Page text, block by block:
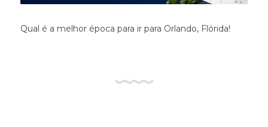
Qual é a melhor época para ir para Orlando, Flórida!